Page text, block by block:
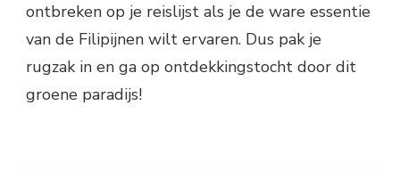
ontbreken op je reislijst als je de ware essentie
van de Filipijnen wilt ervaren. Dus pak je
rugzak in en ga op ontdekkingstocht door dit
groene paradijs!